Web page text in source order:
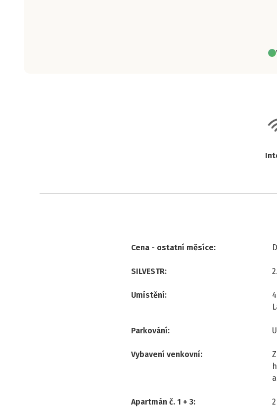
Cena - ostatní měsíce:
SILVESTR:
Umístění:
Parkování:
Vybavení venkovní:
Apartmán č. 1 + 3: